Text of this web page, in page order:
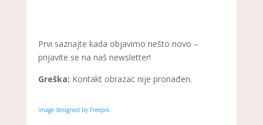
Prvi saznajte kada objavimo nešto novo –
prijavite se na naš newsletter!
Greška: Kontakt obrazac nije pronađen.
Image designed by Freepik